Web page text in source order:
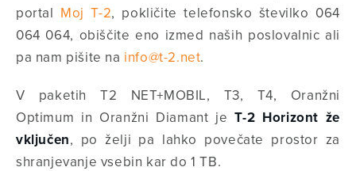
portal Moj T-2, pokličite telefonsko številko 064
064 064, obiščite eno izmed naših poslovalnic ali
pa nam pišite na info@t-2.net.
V paketih T2 NET+MOBIL, T3, T4, Oranžni
Optimum in Oranžni Diamant jeT-2 Horizont že
vključen, po želji pa lahko povečate prostor za
shranjevanje vsebin kar do 1 TB.